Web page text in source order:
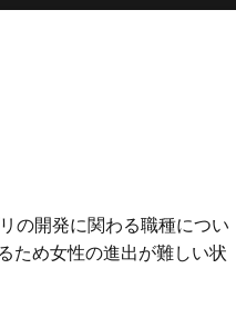
の開発に関わる職種につい
ため女性の進出が難しい状